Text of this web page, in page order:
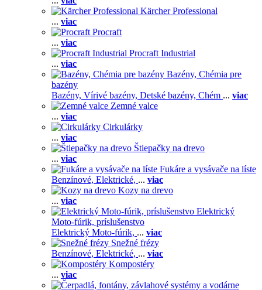
Kärcher Professional
... viac
Procraft
... viac
Procraft Industrial
... viac
Bazény, Chémia pre
bazény
Bazény, Vírivé bazény, Detské bazény, Chém ... viac
Zemné valce
... viac
Cirkulárky
... viac
Štiepačky na drevo
... viac
Fukáre a vysávače na líste
Benzínové, Elektrické, ... viac
Kozy na drevo
... viac
Elektrický
Moto-fúrik, príslušenstvo
Elektrický Moto-fúrik, ... viac
Snežné frézy
Benzínové, Elektrické, ... viac
Kompostéry
... viac